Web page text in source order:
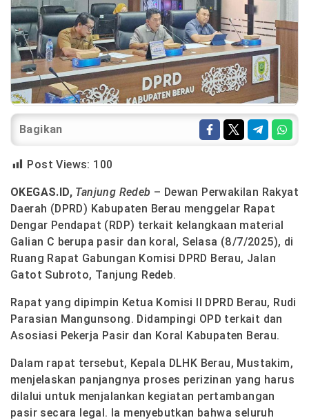
Bagikan
Post Views: 100
OKEGAS.ID, Tanjung Redeb – Dewan Perwakilan Rakyat
Daerah (DPRD) Kabupaten Berau menggelar Rapat
Dengar Pendapat (RDP) terkait kelangkaan material
Galian C berupa pasir dan koral, Selasa (8/7/2025), di
Ruang Rapat Gabungan Komisi DPRD Berau, Jalan
Gatot Subroto, Tanjung Redeb.
Rapat yang dipimpin Ketua Komisi II DPRD Berau, Rudi
Parasian Mangunsong. Didampingi OPD terkait dan
Asosiasi Pekerja Pasir dan Koral Kabupaten Berau.
Dalam rapat tersebut, Kepala DLHK Berau, Mustakim,
menjelaskan panjangnya proses perizinan yang harus
dilalui untuk menjalankan kegiatan pertambangan
pasir secara legal. Ia menyebutkan bahwa seluruh